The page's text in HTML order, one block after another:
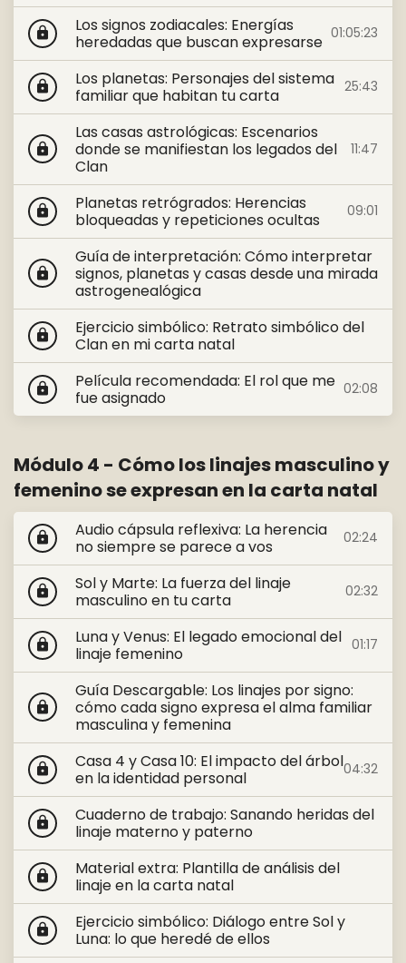
lock
Los signos zodiacales: Energías
heredadas que buscan expresarse 01:05:23
lock
Los planetas: Personajes del sistema
familiar que habitan tu carta
25:43
lock
Las casas astrológicas: Escenarios
donde se manifiestan los legados del
Clan
11:47
lock
Planetas retrógrados: Herencias
bloqueadas y repeticiones ocultas
09:01
lock
Guía de interpretación: Cómo interpretar
signos, planetas y casas desde una mirada
astrogenealógica
lock
Ejercicio simbólico: Retrato simbólico del
Clan en mi carta natal
lock
Película recomendada: El rol que me
fue asignado
02:08
Módulo 4 - Cómo los linajes masculino y
femenino se expresan en la carta natal
lock
Audio cápsula reflexiva: La herencia
no siempre se parece a vos
02:24
lock
Sol y Marte: La fuerza del linaje
masculino en tu carta
02:32
lock
Luna y Venus: El legado emocional del
linaje femenino
01:17
lock
Guía Descargable: Los linajes por signo:
cómo cada signo expresa el alma familiar
masculina y femenina
lock
Casa 4 y Casa 10: El impacto del árbol
en la identidad personal
04:32
lock
Cuaderno de trabajo: Sanando heridas del
linaje materno y paterno
lock
Material extra: Plantilla de análisis del
linaje en la carta natal
lock
Ejercicio simbólico: Diálogo entre Sol y
Luna: lo que heredé de ellos